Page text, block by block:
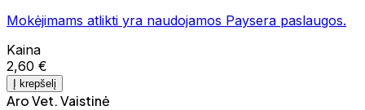
Mokėjimams atlikti yra naudojamos Paysera paslaugos.
Kaina
2,60 €
Į krepšelį
Aro Vet. Vaistinė